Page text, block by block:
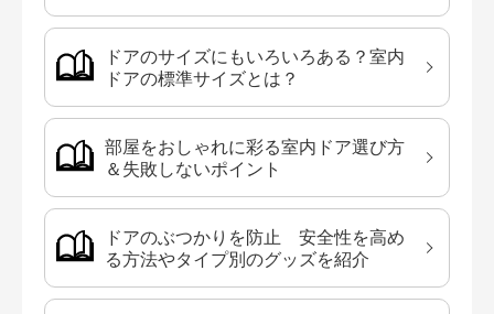
ドアのサイズにもいろいろある？室内
ドアの標準サイズとは？
部屋をおしゃれに彩る室内ドア選び方
＆失敗しないポイント
ドアのぶつかりを防止 安全性を高め
る方法やタイプ別のグッズを紹介